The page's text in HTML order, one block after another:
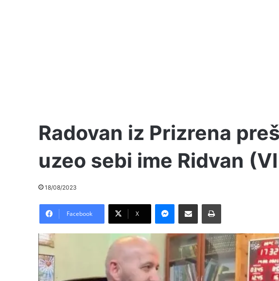
Radovan iz Prizrena
uzeo sebi ime Ridvan
18/08/2023
Facebook X
Messenger
Pošalji preko E-Maila Printaj